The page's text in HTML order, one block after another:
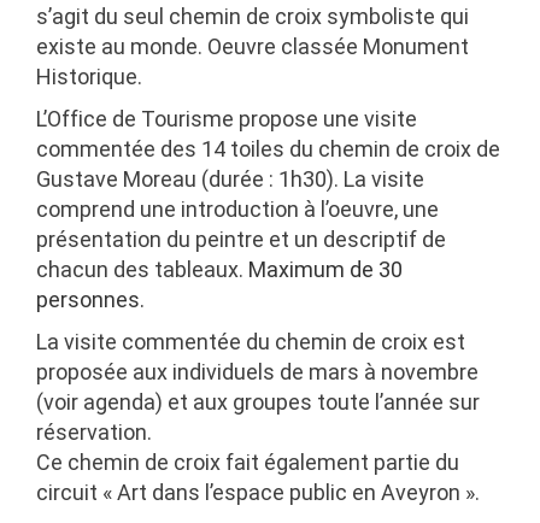
s’agit du seul chemin de croix symboliste qui
existe au monde. Oeuvre classée Monument
Historique.
L’Office de Tourisme propose une visite
commentée des 14 toiles du chemin de croix de
Gustave Moreau (durée : 1h30). La visite
comprend une introduction à l’oeuvre, une
présentation du peintre et un descriptif de
chacun des tableaux. Maximum de 30
personnes.
La visite commentée du chemin de croix est
proposée aux individuels de mars à novembre
(voir agenda) et aux groupes toute l’année sur
réservation.
Ce chemin de croix fait également partie du
circuit « Art dans l’espace public en Aveyron ».